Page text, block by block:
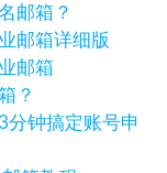
邮箱？
邮箱详细版
邮箱
？
分钟搞定账号申